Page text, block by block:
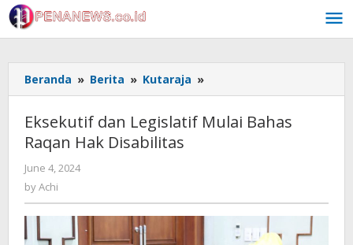
Skip
to
content
Beranda » Berita » Kutaraja »
dan
Mulai
Eksekutif dan Legislatif Mulai Bahas
Raqan Hak Disabilitas
June 4, 2024
byAchi